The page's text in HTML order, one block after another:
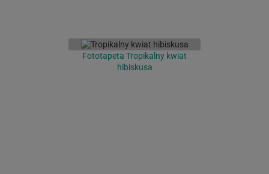
Fototapeta Tropikalny kwiat
hibiskusa